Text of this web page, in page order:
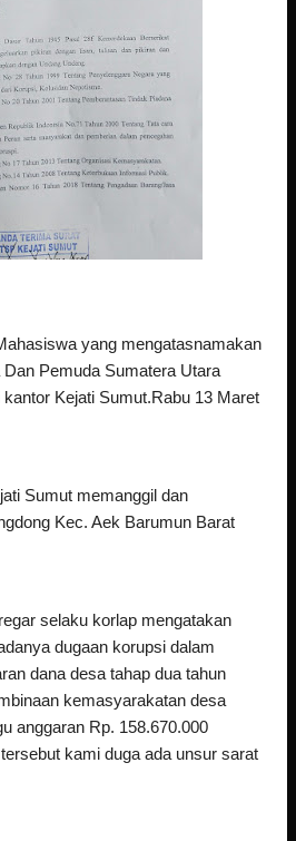
yang mengatasnamakan
Pemuda Sumatera Utara
Kejati Sumut.Rabu 13 Maret
Sumut memanggil dan
Kec. Aek Barumun Barat
selaku korlap mengatakan
dugaan korupsi dalam
dana desa tahap dua tahun
kemasyarakatan desa
anggaran Rp. 158.670.000
kami duga ada unsur sarat